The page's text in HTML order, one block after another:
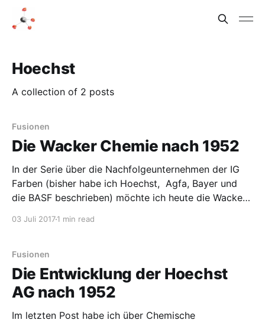
Hoechst
A collection of 2 posts
Fusionen
Die Wacker Chemie nach 1952
In der Serie über die Nachfolgeunternehmen der IG
Farben (bisher habe ich Hoechst, Agfa, Bayer und
die BASF beschrieben) möchte ich heute die Wacker
nicht, dass Wacker mal
03 Juli 20171 min read
Fusionen
Die Entwicklung der Hoechst
AG nach 1952
Im letzten Post habe ich über Chemische